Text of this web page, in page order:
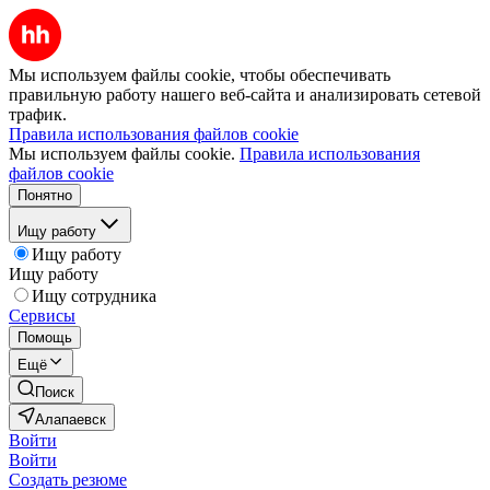
Мы используем файлы cookie, чтобы обеспечивать
правильную работу нашего веб-сайта и анализировать сетевой
трафик.
Правила использования файлов cookie
Мы используем файлы cookie. Правила использования
файлов cookie
Понятно
Ищу работу
Ищу работу
Ищу работу
Ищу сотрудника
Сервисы
Помощь
Ещё
Поиск
Алапаевск
Войти
Войти
Создать резюме